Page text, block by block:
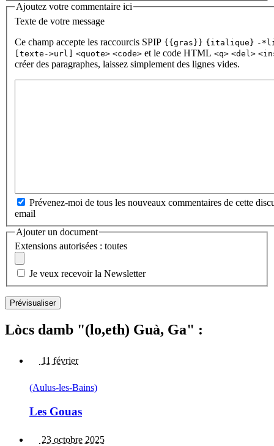
Ajoutez votre commentaire ici
Texte de votre message
Ce champ accepte les raccourcis SPIP {{gras}} {italique} -
[texte->url] <quote> <code> et le code HTML <q> <del>
créer des paragraphes, laissez simplement des lignes vides.
Prévenez-moi de tous les nouveaux commentaires de cette
email
Ajouter un document
Extensions autorisées : toutes
Je veux recevoir la Newsletter
Lòcs damb "(lo,eth) Guà, Ga" :
11 février
(Aulus-les-Bains)
Les Gouas
23 octobre 2025